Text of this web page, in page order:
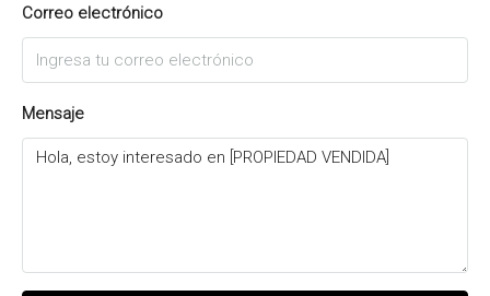
Correo electrónico
Mensaje